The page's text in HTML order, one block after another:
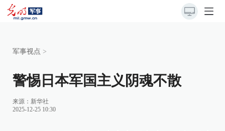
军事视点 >
警惕日本军国主义阴魂不散
来源： 新华社
2025-12-25 10:30